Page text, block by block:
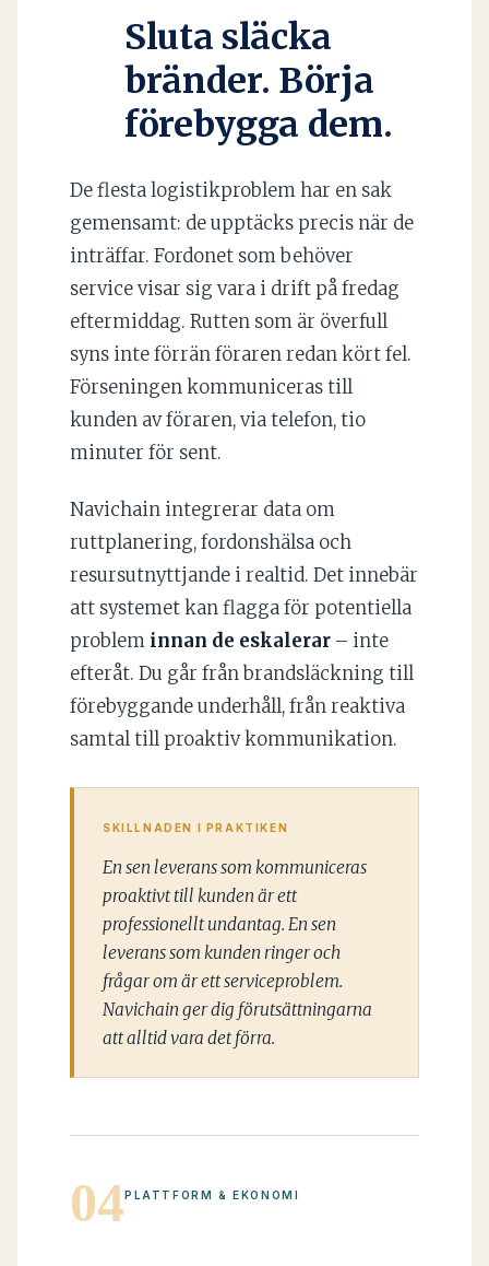
Sluta släcka
bränder. Börja
förebygga dem.
De flesta logistikproblem har en sak
gemensamt: de upptäcks precis när de
inträffar. Fordonet som behöver
service visar sig vara i drift på fredag
eftermiddag. Rutten som är överfull
syns inte förrän föraren redan kört fel.
Förseningen kommuniceras till
kunden av föraren, via telefon, tio
minuter för sent.
Navichain integrerar data om
ruttplanering, fordonshälsa och
resursutnyttjande i realtid. Det innebär
att systemet kan flagga för potentiella
problem innan de eskalerar – inte
efteråt. Du går från brandsläckning till
förebyggande underhåll, från reaktiva
samtal till proaktiv kommunikation.
SKILLNADEN I PRAKTIKEN
En sen leverans som kommuniceras
proaktivt till kunden är ett
professionellt undantag. En sen
leverans som kunden ringer och
frågar om är ett serviceproblem.
Navichain ger dig förutsättningarna
att alltid vara det förra.
04PLATTFORM & EKONOMI